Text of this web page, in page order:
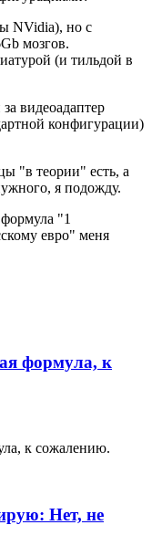
NVidia), но с
мозгов.
(и тильдой в
видеоадаптер
конфигурации)
"в теории" есть, а
я подожду.
"1
евро" меня
формула, к
к сожалению.
Нет, не